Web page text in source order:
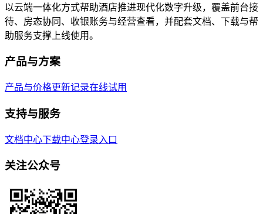
以云端一体化方式帮助酒店推进现代化数字升级，覆盖前台接
待、房态协同、收银账务与经营查看，并配套文档、下载与帮
助服务支撑上线使用。
产品与方案
产品与价格更新记录在线试用
支持与服务
文档中心下载中心登录入口
关注公众号